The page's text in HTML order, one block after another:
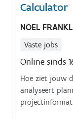
Calculator
NOEL
Vaste jobs
Online sinds
Hoe ziet jouw
analyseert